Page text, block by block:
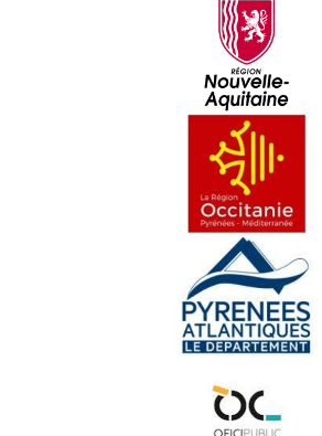
Georges Labazée (2) - Cara e Cara
Isabelle Piquemal - Cara e Cara